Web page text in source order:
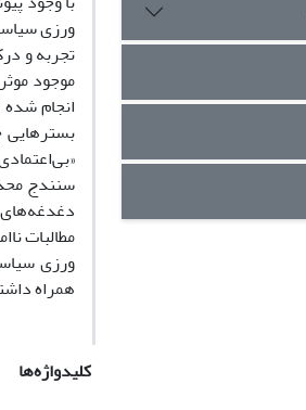
ورزی
تجربه و
موجود
بسترهایی
سنندج
دغدغه‌های
ورزی
همراه
کلیدواژه‌ها